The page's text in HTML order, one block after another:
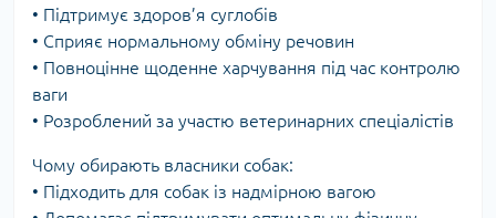
• Підтримує здоров’я суглобів
• Сприяє нормальному обміну речовин
• Повноцінне щоденне харчування під час контролю
ваги
• Розроблений за участю ветеринарних спеціалістів
Чому обирають власники собак:
• Підходить для собак із надмірною вагою